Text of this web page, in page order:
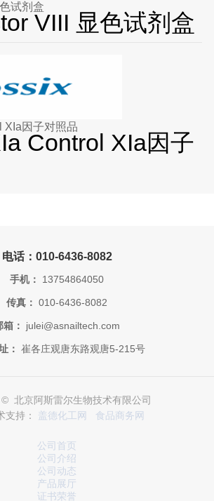
试剂盒
VIII 显色试剂盒
XIa因子对照品
Control XIa因子
电话：010-6436-8082
手机： 13754864050
传真： 010-6436-8082
箱： julei@asnailtech.com
： 崔各庄观唐东路观唐5-215号
北京阿斯雷尔生物技术有限公司
支持： 盖德化工网 食品商务网
公司首页
公司介绍
公司动态
产品展厅
证书荣誉